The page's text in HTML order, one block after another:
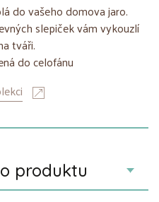
do vašeho domova jaro.
slepiček vám vykouzlí
tváři.
do celofánu
produktu